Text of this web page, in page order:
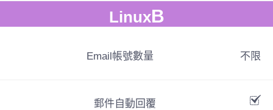
LinuxB
Email帳號數量 不限
郵件自動回覆